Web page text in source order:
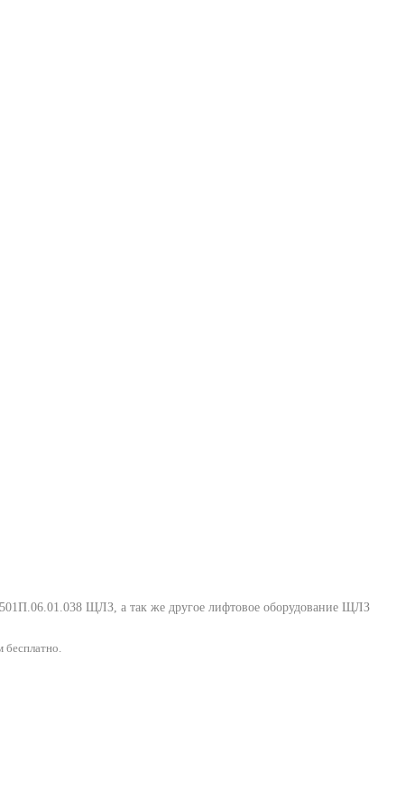
ЩЛЗ, а так же другое лифтовое оборудование ЩЛЗ